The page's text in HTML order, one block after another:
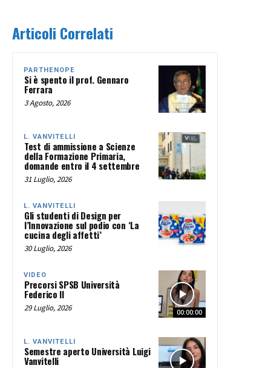
Articoli Correlati
PARTHENOPE
Si è spento il prof. Gennaro
Ferrara
3 Agosto, 2026
L. VANVITELLI
Test di ammissione a Scienze
della Formazione Primaria,
domande entro il 4 settembre
31 Luglio, 2026
L. VANVITELLI
Gli studenti di Design per
l’Innovazione sul podio con ‘La
cucina degli affetti’
30 Luglio, 2026
00:00:00
VIDEO
Precorsi SPSB Università
Federico II
29 Luglio, 2026
L. VANVITELLI
Semestre aperto Università Luigi
Vanvitelli